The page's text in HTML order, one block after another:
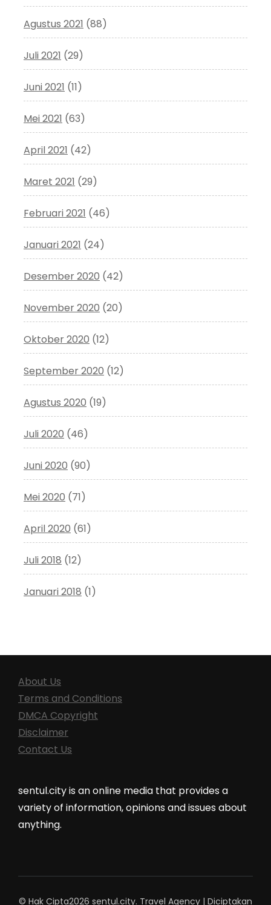
Agustus 2021 (88)
Juli 2021 (29)
Juni 2021 (11)
Mei 2021 (63)
April 2021 (42)
Maret 2021 (29)
Februari 2021 (46)
Januari 2021 (24)
Desember 2020 (42)
November 2020 (20)
Oktober 2020 (12)
September 2020 (12)
Agustus 2020 (19)
Juli 2020 (46)
Juni 2020 (90)
Mei 2020 (71)
April 2020 (61)
Juli 2018 (12)
Januari 2018 (1)
About Us
Terms and Conditions
DMCA Copyright
Disclaimer
Contact Us
sentul.city is an online media that provides a
variety of information, opinions and issues about
anything.
© Hak Cipta2026 sentul.city. Travel Agency | Diciptakan